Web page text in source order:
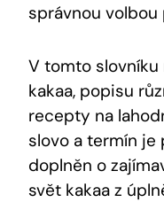
správnou volbou
V​ tomto
kakaa, ‌popisu
recepty na
slovo ⁤a termín je
doplněn o
⁢svět kakaa z